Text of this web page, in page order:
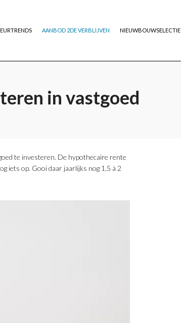
AANBOD 2DE VERBLIJVEN NIEUWBOUWSELECTIE
in vastgoed
te investeren. De hypothecaire rente
iets op. Gooi daar jaarlijks nog 1,5 à 2